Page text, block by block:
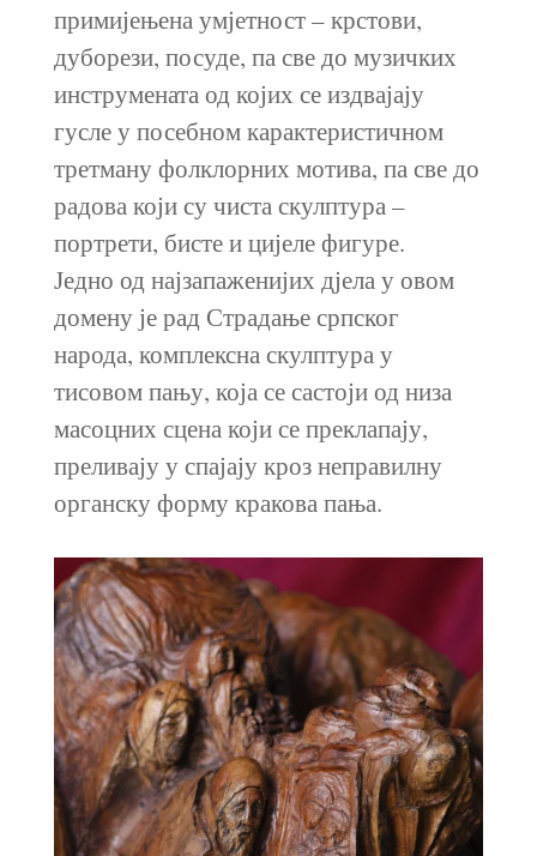
примијењена умјетност – крстови,
дуборези, посуде, па све до музичких
инструмената од којих се издвајају
гусле у посебном карактеристичном
третману фолклорних мотива, па све до
радова који су чиста скулптура –
портрети, бисте и цијеле фигуре.
Једно од најзапаженијих дјела у овом
домену је рад Страдање српског
народа, комплексна скулптура у
тисовом пању, која се састоји од низа
масоцних сцена који се преклапају,
преливају у спајају кроз неправилну
органску форму кракова пања.